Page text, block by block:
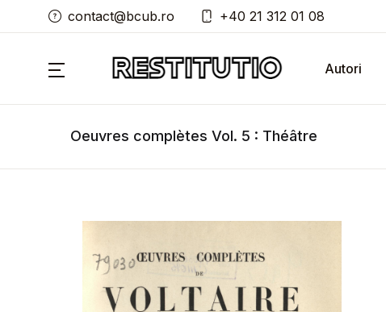
contact@bcub.ro +40 21 312 01 08
Autori
Oeuvres complètes Vol. 5 : Théâtre